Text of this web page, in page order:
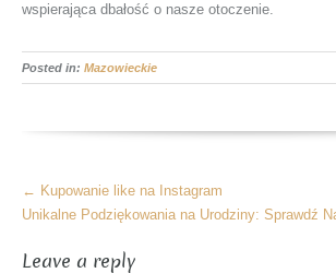
wspierająca dbałość o nasze otoczenie.
Posted in: Mazowieckie
More
Articles
← Kupowanie like na Instagram
Unikalne Podziękowania na Urodziny: Sprawdź
Leave a reply